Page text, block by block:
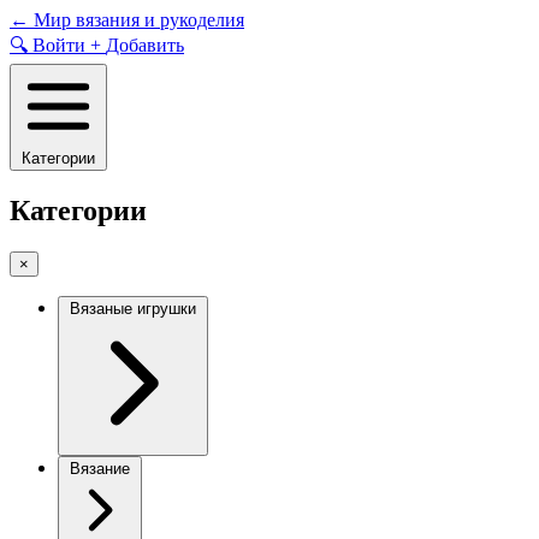
Skip
to
content
← Мир вязания и рукоделия
🔍 Войти + Добавить
Категории
Категории
×
Вязаные игрушки
Вязание